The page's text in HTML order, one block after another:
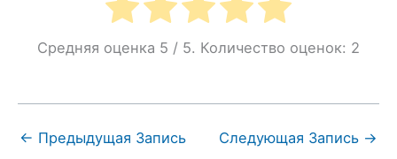
Средняя оценка 5 / 5. Количество оценок: 2
← Предыдущая Запись Следующая Запись →